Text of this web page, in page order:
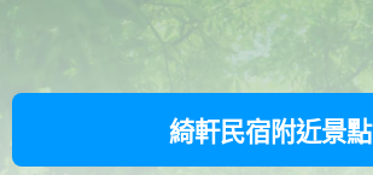
綺軒民宿附近景點